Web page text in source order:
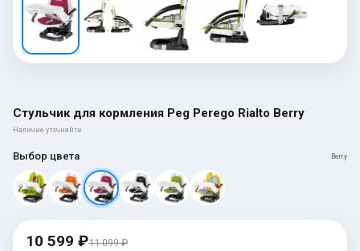
Стульчик для кормления Peg Perego Rialto Berry
Наличие уточняйте
Выбор цвета Berry
10 599 ₽11 099 ₽